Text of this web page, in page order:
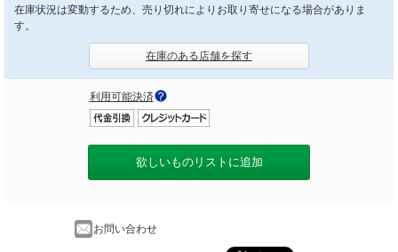
在庫状況は変動するため、売り切れによりお取り寄せになる場合がありま
す。
在庫のある店舗を探す
利用可能決済
欲しいものリストに追加
お問い合わせ